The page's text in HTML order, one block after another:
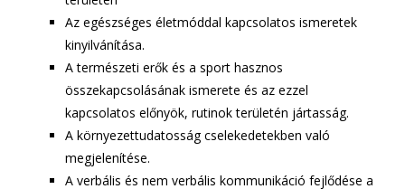
Az egészséges életmóddal kapcsolatos ismeretek
kinyilvánítása.
A természeti erők és a sport hasznos
összekapcsolásának ismerete és az ezzel
kapcsolatos előnyök, rutinok területén jártasság.
A környezettudatosság cselekedetekben való
megjelenítése.
A verbális és nem verbális kommunikáció fejlődése a